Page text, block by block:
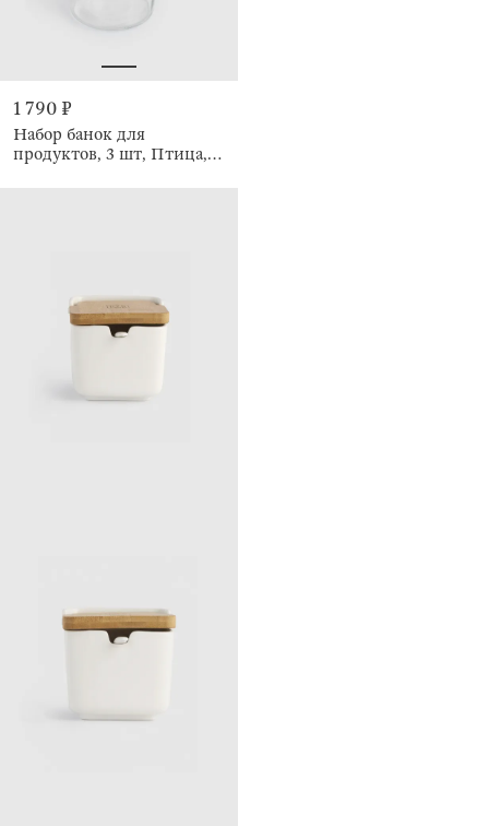
1 790 ₽
Набор банок для
продуктов, 3 шт, Птица,